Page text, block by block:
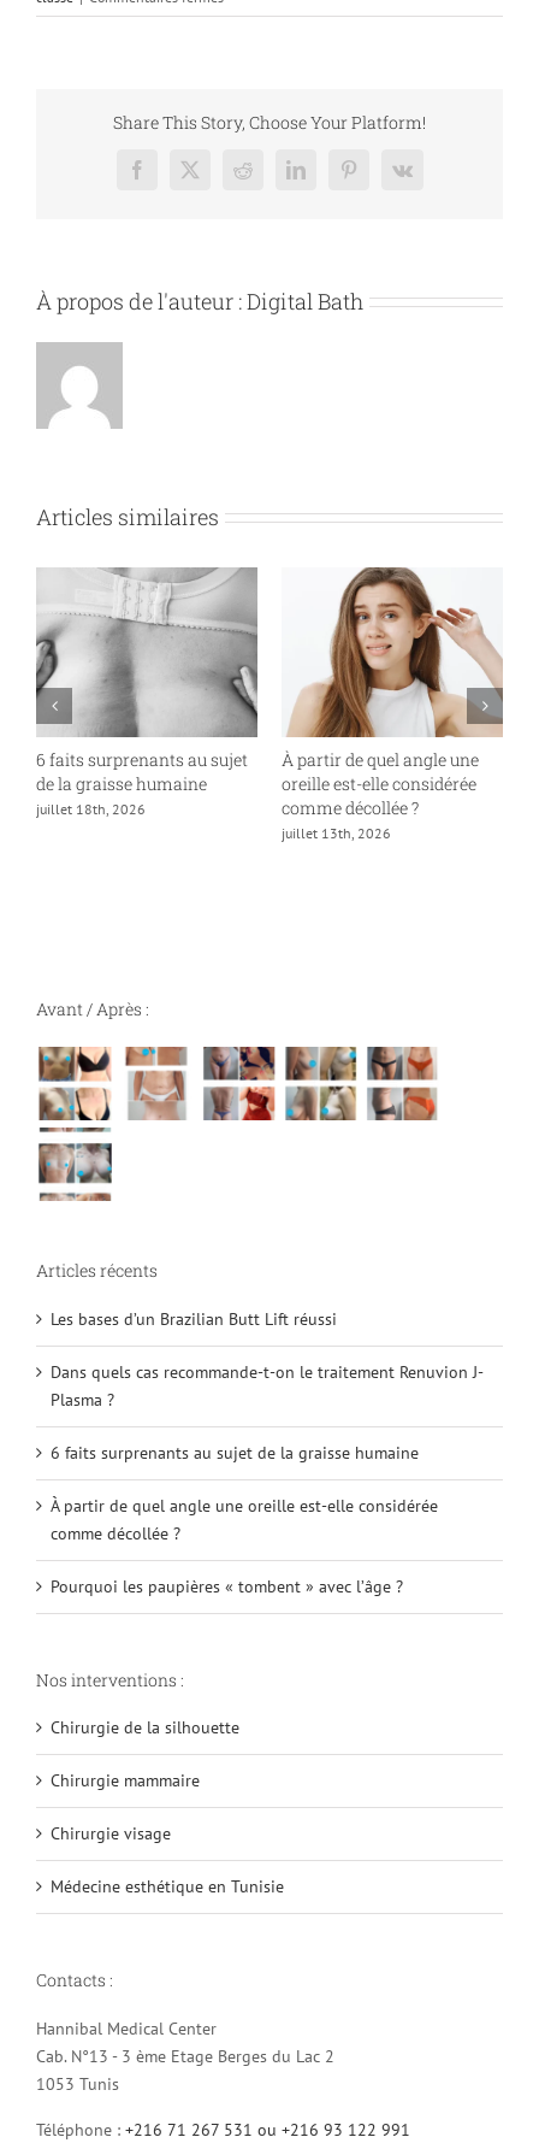
Combiner
avantages
Share This Story, Choose Your Platform!
Facebook
X RedditLinkedInPinterest
Vk
À propos de l'auteur :Digital Bath
Articles similaires
6 faits surprenants au sujet
de la graisse humaine
juillet 18th, 2026
À partir de quel angle une
oreille est-elle considérée
comme décollée ?
juillet 13th, 2026
Avant / Après :
Articles récents
Les bases d’un Brazilian Butt Lift réussi
Dans quels cas recommande-t-on le traitement Renuvion J-
Plasma ?
6 faits surprenants au sujet de la graisse humaine
À partir de quel angle une oreille est-elle considérée
comme décollée ?
Pourquoi les paupières « tombent » avec l’âge ?
Nos interventions :
Chirurgie de la silhouette
Chirurgie mammaire
Chirurgie visage
Médecine esthétique en Tunisie
Contacts :
Hannibal Medical Center
Cab. N°13 - 3 ème Etage Berges du Lac 2
1053 Tunis
Téléphone : +216 71 267 531 ou +216 93 122 991